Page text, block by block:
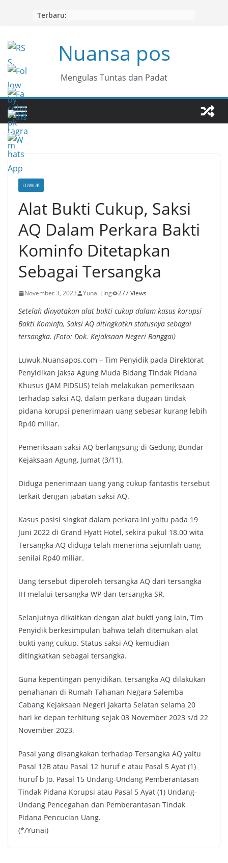
Terbaru:
Nuansa pos
Mengulas Tuntas dan Padat
LUWUK
Alat Bukti Cukup, Saksi
AQ Dalam Perkara Bakti
Kominfo Ditetapkan
Sebagai Tersangka
November 3, 2023 Yunai Ling 277 Views
Setelah dinyatakan alat bukti cukup dalam kasus korupsi
Bakti Kominfo, Saksi AQ ditingkatkn statusnya sebagai
tersangka. (Foto: Dok. Kejaksaan Negeri Banggai)
Luwuk.Nuansapos.com – Tim Penyidik pada Direktorat
Penyidikan Jaksa Agung Muda Bidang Tindak Pidana
Khusus (JAM PIDSUS) telah melakukan pemeriksaan
terhadap saksi AQ, dalam perkara dugaan tindak
pidana korupsi penerimaan uang sebesar kurang lebih
Rp40 miliar.
Pemeriksaan saksi AQ berlangsung di Gedung Bundar
Kejaksaan Agung, Jumat (3/11).
Diduga penerimaan uang yang cukup fantastis tersebut
terkait dengan jabatan saksi AQ.
Kasus posisi singkat dalam perkara ini yaitu pada 19
Juni 2022 di Grand Hyatt Hotel, sekira pukul 18.00 wita
Tersangka AQ diduga telah menerima sejumlah uang
senilai Rp40 miliar.
Uang tersebut diperoleh tersangka AQ dari tersangka
IH melalui tersangka WP dan tersangka SR.
Selanjutnya dikaitkan dengan alat bukti yang lain, Tim
Penyidik berkesimpulan bahwa telah ditemukan alat
bukti yang cukup. Status saksi AQ kemudian
ditingkatkan sebagai tersangka.
Guna kepentingan penyidikan, tersangka AQ dilakukan
penahanan di Rumah Tahanan Negara Salemba
Cabang Kejaksaan Negeri Jakarta Selatan selama 20
hari ke depan terhitung sejak 03 November 2023 s/d 22
November 2023.
Pasal yang disangkakan terhadap Tersangka AQ yaitu
Pasal 12B atau Pasal 12 huruf e atau Pasal 5 Ayat (1)
huruf b Jo. Pasal 15 Undang-Undang Pemberantasan
Tindak Pidana Korupsi atau Pasal 5 Ayat (1) Undang-
Undang Pencegahan dan Pemberantasan Tindak
Pidana Pencucian Uang.
(*/Yunai)